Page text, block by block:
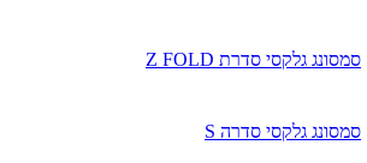
סמסונג גלקסי סדרת Z FOLD
סמסונג גלקסי סדרה S